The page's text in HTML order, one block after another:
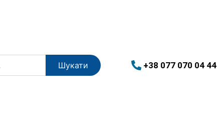
Шукати +38 077 070 04 44